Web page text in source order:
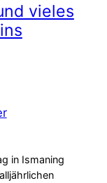
vieles
in Ismaning